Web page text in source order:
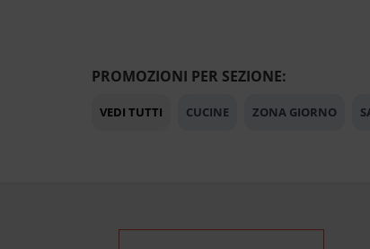
PROMOZIONI PER SEZIONE:
VEDI TUTTI CUCINE ZONA GIORNO